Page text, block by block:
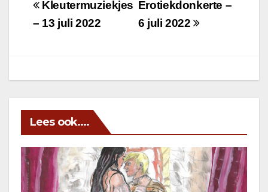
BerichtnavigatieErotiekdonkerte –
6 juli 2022
Kleutermuziekjes
– 13 juli 2022
Lees ook....